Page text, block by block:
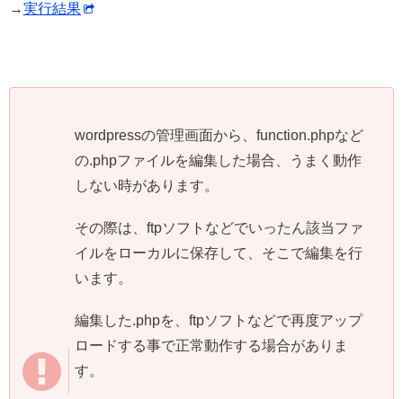
→実行結果
wordpressの管理画面から、function.phpなど
の.phpファイルを編集した場合、うまく動作
しない時があります。
その際は、ftpソフトなどでいったん該当ファ
イルをローカルに保存して、そこで編集を行
います。
編集した.phpを、ftpソフトなどで再度アップ
ロードする事で正常動作する場合がありま
す。